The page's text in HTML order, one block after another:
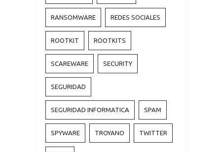
RANSOMWARE REDES SOCIALES
ROOTKIT ROOTKITS
SCAREWARE SECURITY
SEGURIDAD
SEGURIDAD INFORMATICA SPAM
SPYWARE TROYANO TWITTER